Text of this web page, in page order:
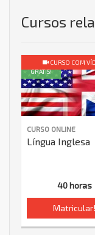
Cursos
CURSO ONLINE
Língua Inglesa
40 horas
Matricular!
GRÁTIS!
CURSO COM